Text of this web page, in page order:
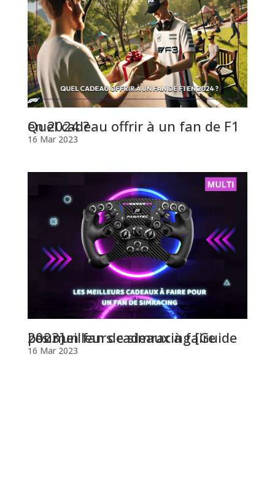
Quel cadeau offrir à un fan de F1 en 2024 ?
16 Mar 2023
Les meilleurs cadeaux à faire pour un fan de simracing [Guide 2023]
16 Mar 2023